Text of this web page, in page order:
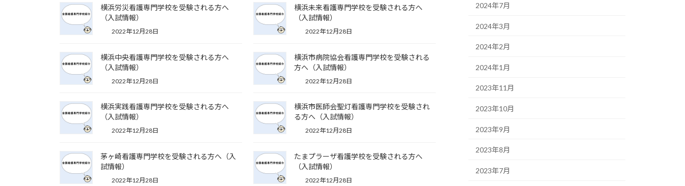
横浜労災看護専門学校を受験される方へ
（入試情報）
2022年12月28日
横浜未来看護専門学校を受験される方へ
（入試情報）
2022年12月28日
横浜中央看護専門学校を受験される方へ
（入試情報）
2022年12月28日
横浜市病院協会看護専門学校を受験される
方へ（入試情報）
2022年12月28日
横浜実践看護専門学校を受験される方へ
（入試情報）
2022年12月28日
横浜市医師会聖灯看護専門学校を受験され
る方へ（入試情報）
2022年12月28日
茅ヶ崎看護専門学校を受験される方へ（入
試情報）
2022年12月28日
たまプラーザ看護学校を受験される方へ
（入試情報）
2022年12月28日
2024年7月
2024年3月
2024年2月
2024年1月
2023年11月
2023年10月
2023年9月
2023年8月
2023年7月